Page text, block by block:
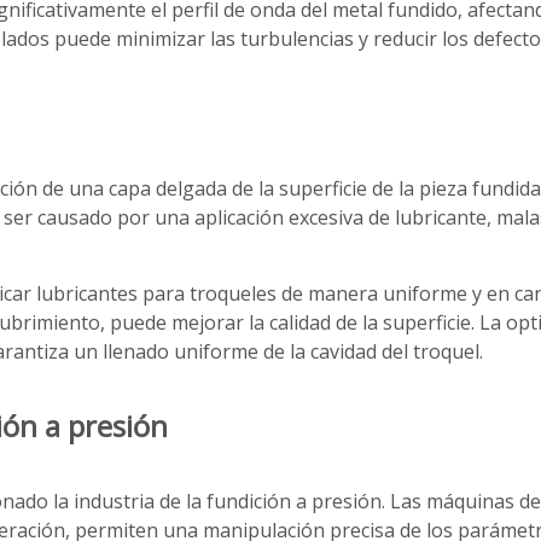
el perfil de onda del metal fundido,
puede minimizar las turbulencias y reducir los
de una capa delgada de la superficie de la pieza
causado por una aplicación excesiva de lubricante,
lubricantes para troqueles de manera uniforme y en
puede mejorar la calidad de la superficie. La
un llenado uniforme de la cavidad del troquel.
a presión
la industria de la fundición a presión. Las máquinas
permiten una manipulación precisa de los